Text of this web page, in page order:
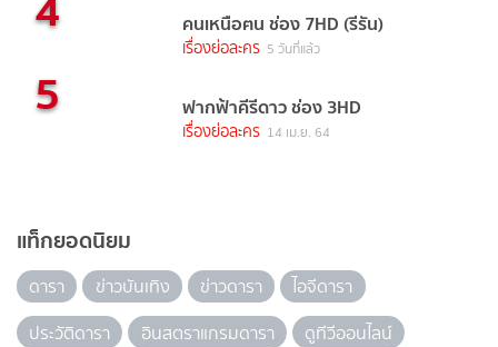
คนเหนือฅน ช่อง 7HD (รีรัน)
เรื่องย่อละคร 5 วันที่แล้ว
5 ฟากฟ้าคีรีดาว ช่อง 3HD
เรื่องย่อละคร 14 เม.ย. 64
แท็กยอดนิยม
ดารา ข่าวบันเทิง ข่าวดารา
ไอจีดารา
ประวัติดารา
อินสตราแกรมดารา
ดูทีวีออนไลน์